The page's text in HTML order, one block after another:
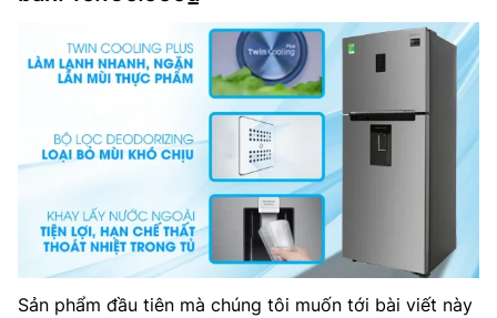
Sản phẩm đầu tiên mà chúng tôi muốn tới bài viết này